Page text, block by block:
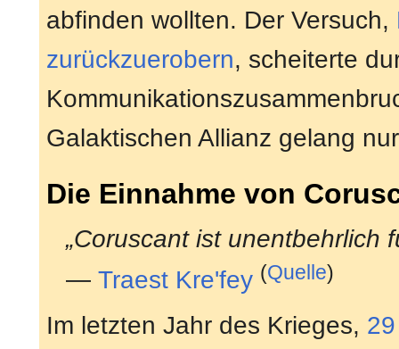
abfinden wollten. Der Versuch,
zurückzuerobern, scheiterte
Galaktischen Allianz gelang
Die Einnahme von
„Coruscant ist unentbehrlich
—Traest Kre'fey (Quelle)
Im letzten Jahr des Krieges,